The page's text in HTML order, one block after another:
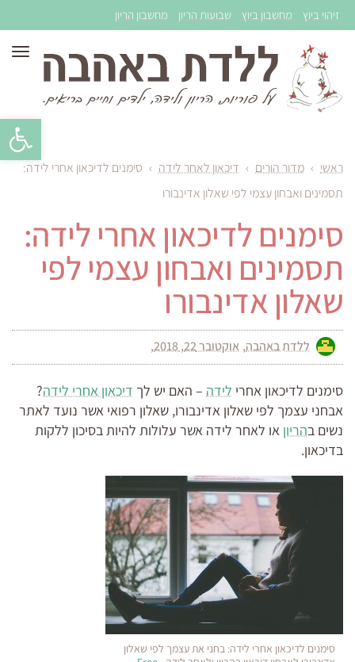
זיהוי ביוץ מחשבון ביוץ שבועות הריון מחשבון הריון
ראשי › מדור הורים › דיכאון לאחר לידה › סימנים לדיכאון אחרי לידה:
תסמינים ואבחון עצמי לפי שאלון אדינבורו
סימנים לדיכאון אחרי לידה:
תסמינים ואבחון עצמי לפי
שאלון אדינבורו
ללדת באהבה אוקטובר 22, 2018
סימנים לדיכאון אחרי לידה – האם יש לך דיכאון אחרי לידה?
אבחני עצמך לפי שאלון אדינבורו, שאלון רפואי אשר נועד לאתר
נשים בהריון או לאחר לידה אשר עלולות להיות בסיכון ללקות
בדיכאון.
סימנים לדיכאון אחרי לידה: בחני את עצמך לפי שאלון
פתח